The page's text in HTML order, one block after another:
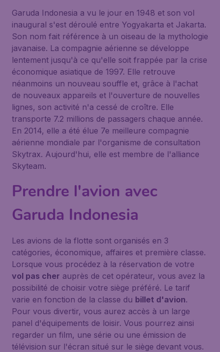
Garuda Indonesia a vu le jour en 1948 et son vol
inaugural s'est déroulé entre Yogyakarta et Jakarta.
Son nom fait référence à un oiseau de la mythologie
javanaise. La compagnie aérienne se développe
lentement jusqu'à ce qu'elle soit frappée par la crise
économique asiatique de 1997. Elle retrouve
néanmoins un nouveau souffle et, grâce à l'achat
de nouveaux appareils et l'ouverture de nouvelles
lignes, son activité n'a cessé de croître. Elle
transporte 7.2 millions de passagers chaque année.
En 2014, elle a été élue 7e meilleure compagnie
aérienne mondiale par l'organisme de consultation
Skytrax. Aujourd'hui, elle est membre de l'alliance
Skyteam.
Prendre l'avion avec
Garuda Indonesia
Les avions de la flotte sont organisés en 3
catégories, économique, affaires et première classe.
Lorsque vous procédez à la réservation de votre
vol pas cher auprès de cet opérateur, vous avez la
possibilité de choisir votre siège préféré. Le tarif
varie en fonction de la classe du billet d'avion.
Pour vous divertir, vous aurez accès à un large
panel d'équipements de loisir. Vous pourrez ainsi
regarder un film, une série ou une émission de
télévision sur l'écran situé sur le siège devant vous.